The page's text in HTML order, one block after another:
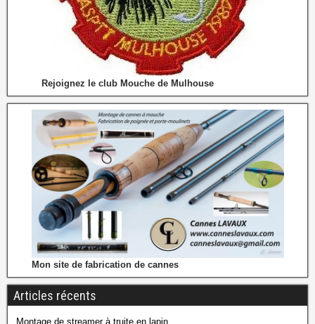
Rejoignez le club Mouche de Mulhouse
Mon site de fabrication de cannes
Articles récents
Montage de streamer à truite en lapin